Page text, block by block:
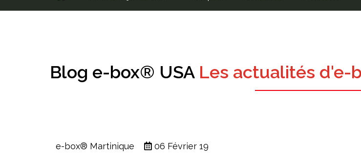
Blog e-box® USA Les actualités d'e-
e-box® Martinique 06 Février 19